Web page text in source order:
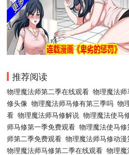
推荐阅读
物理魔法师第二季在线观看 物理魔法师
修头像 物理魔法师马修有第三季吗 物
看 物理魔法师马修解说 物理魔法使马
师马修第一季免费观看 物理魔法使马
师第二季免费观看 物理魔法师马修动漫
物理魔法师马修第二季在线观看 物理魔